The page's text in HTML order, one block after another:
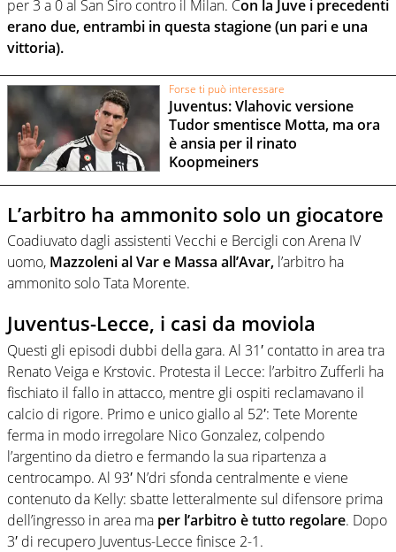
per 3 a 0 al San Siro contro il Milan. Con la Juve i precedenti
erano due, entrambi in questa stagione (un pari e una
vittoria).
Forse ti può interessare
Juventus: Vlahovic versione
Tudor smentisce Motta, ma ora
è ansia per il rinato
Koopmeiners
L’arbitro ha ammonito solo un giocatore
Coadiuvato dagli assistenti Vecchi e Bercigli con Arena IV
uomo, Mazzoleni al Var e Massa all’Avar, l’arbitro ha
ammonito solo Tata Morente.
Juventus-Lecce, i casi da moviola
Questi gli episodi dubbi della gara. Al 31′ contatto in area tra
Renato Veiga e Krstovic. Protesta il Lecce: l’arbitro Zufferli ha
fischiato il fallo in attacco, mentre gli ospiti reclamavano il
calcio di rigore. Primo e unico giallo al 52′: Tete Morente
ferma in modo irregolare Nico Gonzalez, colpendo
l’argentino da dietro e fermando la sua ripartenza a
centrocampo. Al 93′ N’dri sfonda centralmente e viene
contenuto da Kelly: sbatte letteralmente sul difensore prima
dell’ingresso in area ma per l’arbitro è tutto regolare. Dopo
3′ di recupero Juventus-Lecce finisce 2-1.